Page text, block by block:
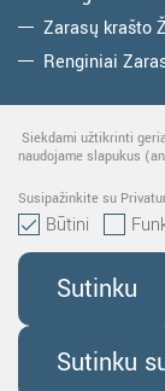
Siekdami užtikrinti
naudojame slapukus
Susipažinkite su
Būtini
Sutinku
Sutinku
Zarasų krašto
Renginiai
Viešoji
Duomenys